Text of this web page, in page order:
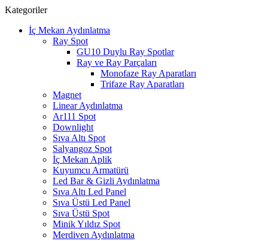
Kategoriler
İç Mekan Aydınlatma
Ray Spot
GU10 Duylu Ray Spotlar
Ray ve Ray Parçaları
Monofaze Ray Aparatları
Trifaze Ray Aparatları
Magnet
Linear Aydınlatma
Ar111 Spot
Downlight
Sıva Altı Spot
Salyangoz Spot
İç Mekan Aplik
Kuyumcu Armatürü
Led Bar & Gizli Aydınlatma
Sıva Altı Led Panel
Sıva Üstü Led Panel
Sıva Üstü Spot
Minik Yıldız Spot
Merdiven Aydınlatma